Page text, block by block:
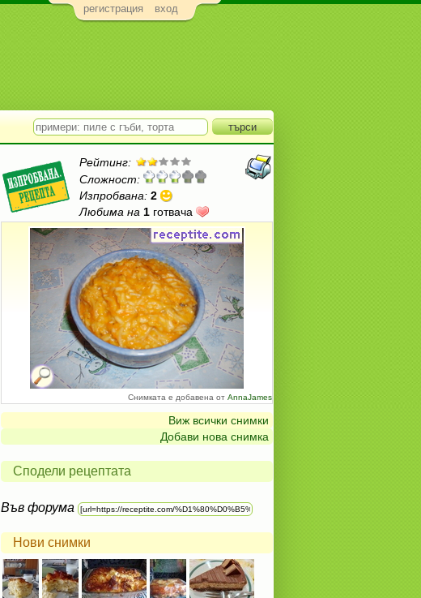
регистрация вход
Рейтинг:
Сложност:
Изпробвана: 2
Любима на 1 готвача
Снимката е добавена от AnnaJames
Виж всички снимки
Добави нова снимка
Сподели рецептата
Във форума
Нови снимки